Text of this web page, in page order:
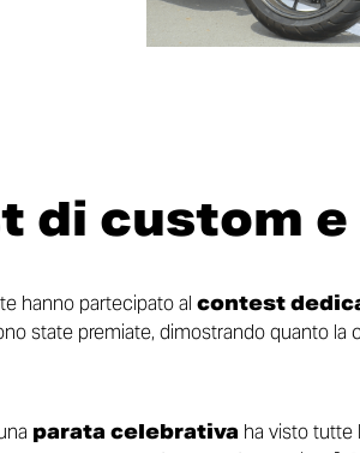
di custom
hanno partecipato al contest
state premiate, dimostrando quanto
parata celebrativa ha visto tutte